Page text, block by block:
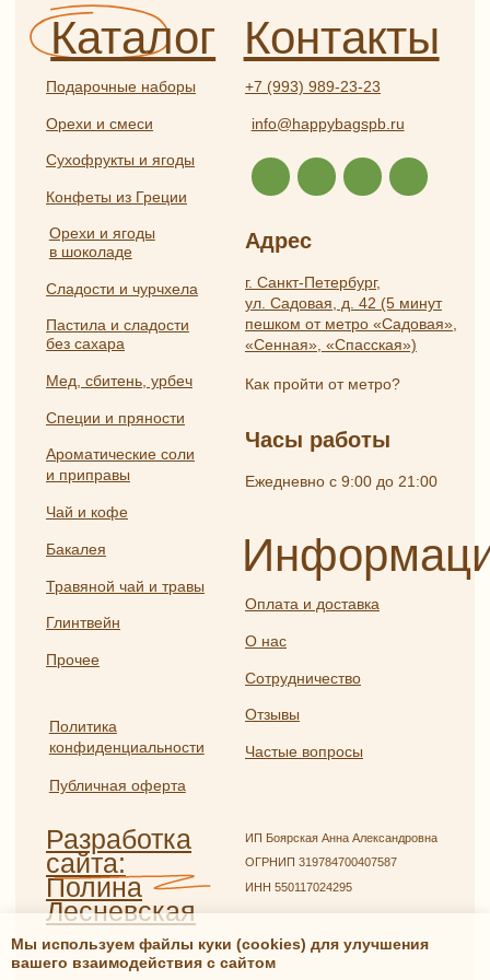
Разработка
сайта:
Лесневская
ИП Боярская Анна Александровна
ОГРНИП 319784700407587
Мы используем файлы куки (cookies) для улучшения
вашего взаимодействия с сайтом